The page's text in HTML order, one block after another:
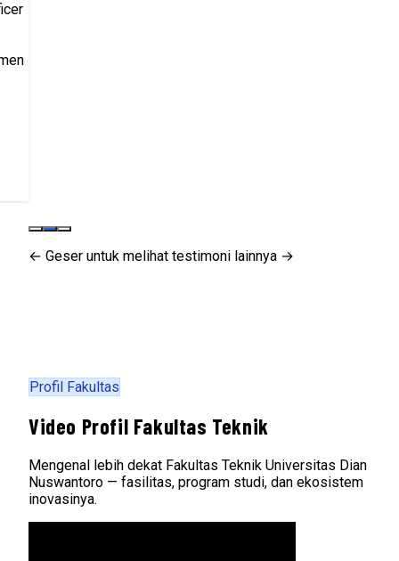
← Geser untuk melihat testimoni lainnya →
Profil Fakultas
Video Profil Fakultas Teknik
Mengenal lebih dekat Fakultas Teknik Universitas Dian
Nuswantoro — fasilitas, program studi, dan ekosistem
inovasinya.